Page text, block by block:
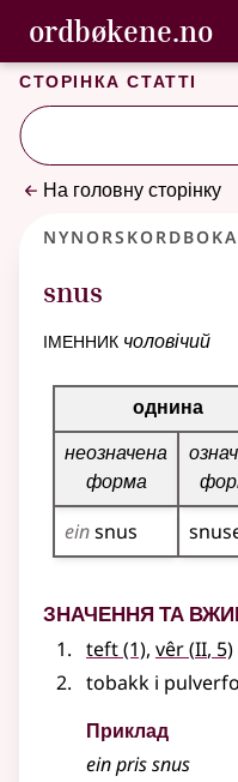
Перейти до
Доступність
ordbøkene.no,
Cловник букмола та Словник
Сторінка статті
На головну сторінку
Nynorskordboka
snus
іменник чоловічий
Таблицяоднина
неозначена
форма
einsnus
Значення та
teft(1), vêr(2
II, 5)
tobakk i
Приклад
ein pris snus